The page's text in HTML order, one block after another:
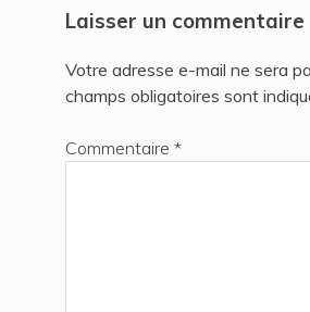
Laisser un commentaire
Votre adresse e-mail ne sera
champs obligatoires sont
Commentaire *